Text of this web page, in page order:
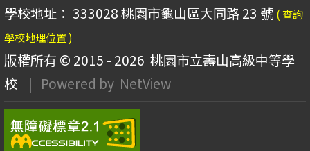
學校地址： 333028 桃園市龜山區大同路 23 號 ( 查詢
學校地理位置 )
版權所有 © 2015 - 2026 桃園市立壽山高級中等學
校
| Powered by NetView